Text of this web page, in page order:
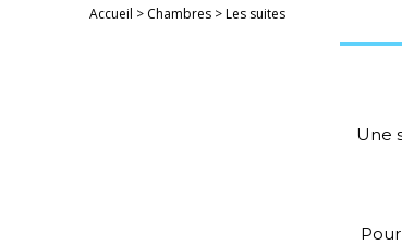
Accueil > Chambres>Les suites
Une